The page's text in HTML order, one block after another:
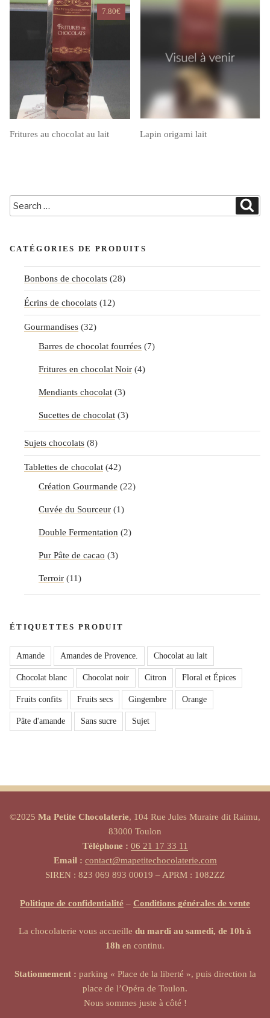
Fritures au chocolat au lait
7.80€
Lapin origami lait
Search
for:
CATÉGORIES DE PRODUITS
Bonbons de chocolats (28)
Écrins de chocolats (12)
Gourmandises (32)
Barres de chocolat fourrées (7)
Fritures en chocolat Noir (4)
Mendiants chocolat (3)
Sucettes de chocolat (3)
Sujets chocolats (8)
Tablettes de chocolat (42)
Création Gourmande (22)
Cuvée du Sourceur (1)
Double Fermentation (2)
Pur Pâte de cacao (3)
Terroir (11)
ÉTIQUETTES PRODUIT
Amande Amandes de Provence. Chocolat au lait
Chocolat blanc Chocolat noir Citron Floral et Épices
Fruits confits Fruits secs Gingembre Orange
Pâte d'amande Sans sucre Sujet
©2025 Ma Petite Chocolaterie, 104 Rue Jules Muraire dit Raimu,
83000 Toulon
Téléphone : 06 21 17 33 11
Email : contact@mapetitechocolaterie.com
SIREN : 823 069 893 00019 – APRM : 1082ZZ
Politique de confidentialité – Conditions générales de vente
La chocolaterie vous accueille du mardi au samedi, de 10h à
18h en continu.
Stationnement : parking « Place de la liberté », puis direction la
place de l’Opéra de Toulon.
Nous sommes juste à côté !